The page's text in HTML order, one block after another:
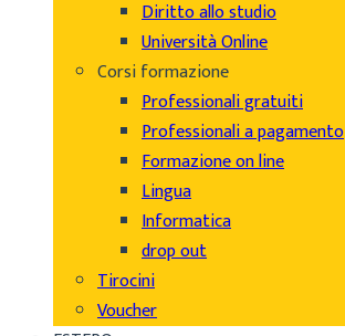
Diritto allo studio
Università Online
Corsi formazione
Professionali gratuiti
Professionali a pagamento
Formazione on line
Lingua
Informatica
drop out
Tirocini
Voucher